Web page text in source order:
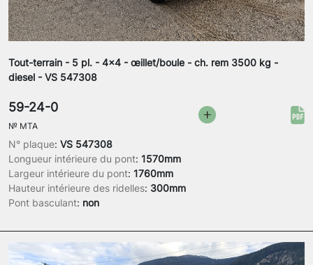
Tout-terrain - 5 pl. - 4x4 - œillet/boule - ch. rem 3500 kg -
diesel - VS 547308
N° plaque: VS 547308
Longueur intérieure du pont: 1570mm
Largeur intérieure du pont: 1760mm
Hauteur intérieure des ridelles: 300mm
Pont basculant: non
59-24-0
№ MTA